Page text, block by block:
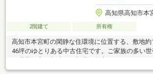
高知県高知市本
2階建て 所有権
高知市本宮町の閑静な住環境に位置する、敷地約
46坪のゆとりある中古住宅です。ご家族の多い世
フスタイルに対応可能。和室と洋室をバランス